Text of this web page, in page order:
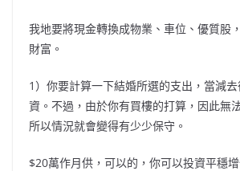
我地要將現金轉換成物業、車位、優質股
財富。
1）你要計算一下結婚所選的支出，當減
資。不過，由於你有買樓的打算，因此無
所以情況就會變得有少少保守。
$20萬作月供，可以的，你可以投資平穩